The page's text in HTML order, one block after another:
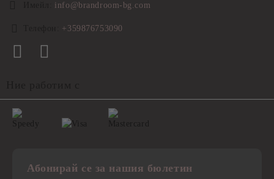
info@brandroom-bg.com
+359876753090
Абонирай се за нашия бюлетин